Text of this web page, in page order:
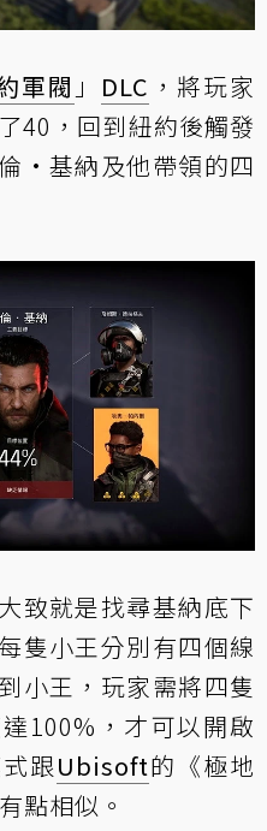
軍閥 」 DLC ，將玩家
40，回到紐約後觸發
·基納及他帶領的四
致就是找尋基納底下
隻小王分別有四個線
小王，玩家需將四隻
100%，才可以開啟
跟Ubisoft的《極地
點相似。